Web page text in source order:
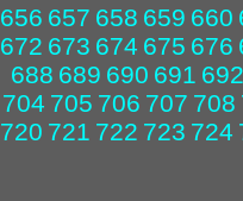
656 657 658 659 660
672 673 674 675 676
688 689 690 691 692
704 705 706 707 708
720 721 722 723 724